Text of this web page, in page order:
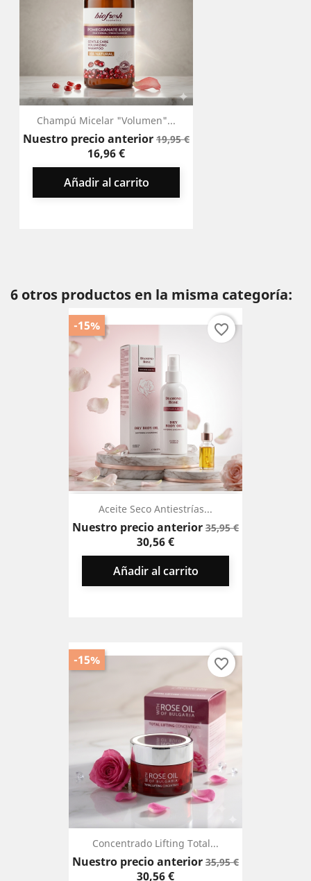
Champú Micelar "Volumen"...
Nuestro precio anteriorPrecio
19,95 €Precio
16,96 €
Añadir al carrito
6 otros productos en la misma categoría:
Aceite Seco Antiestrías...
Nuestro precio anteriorPrecio
35,95 €Precio
30,56 €
Añadir al carrito
-15% favorite_border
Concentrado Lifting Total...
Nuestro precio anteriorPrecio
35,95 €Precio
30,56 €
-15% favorite_border